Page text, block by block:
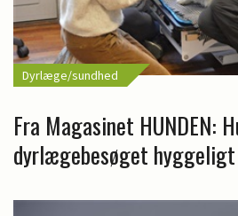
Dyrlæge/sundhed
Fra Magasinet HUNDEN:
dyrlægebesøget hyggeligt